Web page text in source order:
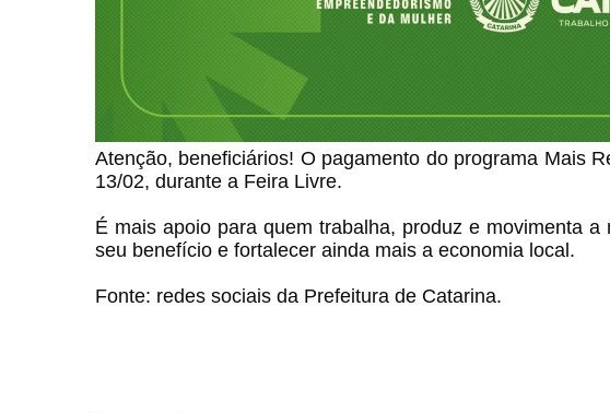
Atenção, beneficiários! O pagamento do programa Mais
13/02, durante a Feira Livre.
É mais apoio para quem trabalha, produz e movimenta
seu benefício e fortalecer ainda mais a economia local.
Fonte: redes sociais da Prefeitura de Catarina.